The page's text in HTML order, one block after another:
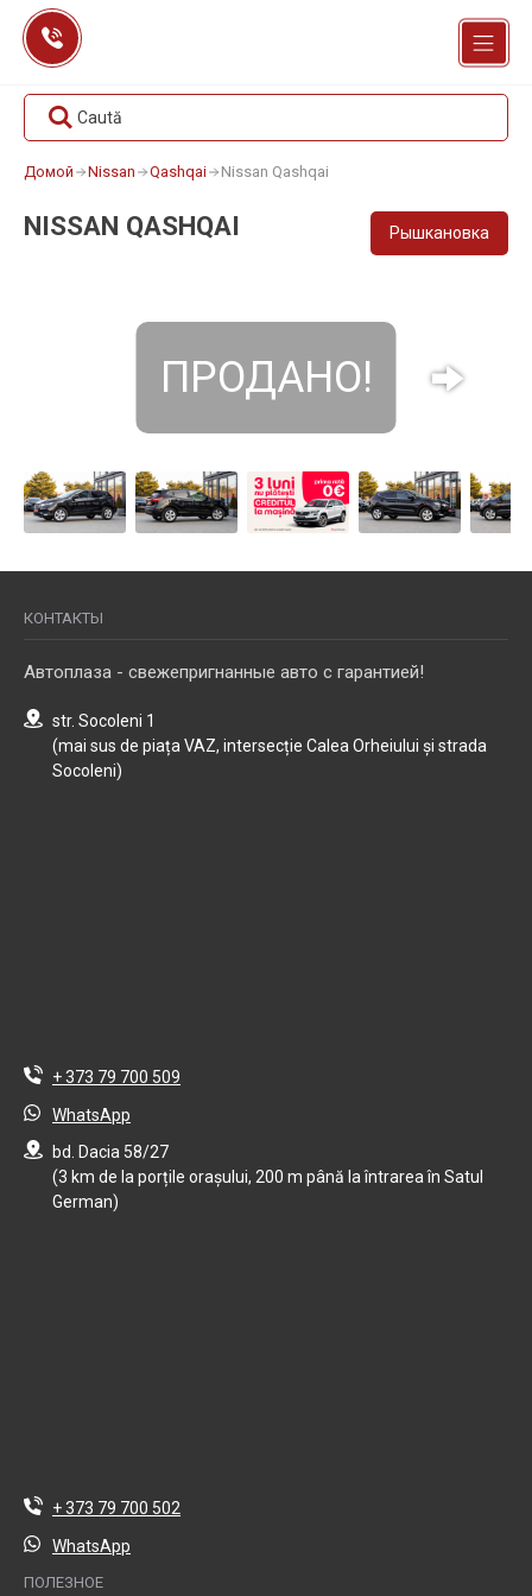
Перейти
содержанию
Caută
Домой Nissan Qashqai Nissan Qashqai
NISSAN QASHQAI Рышкановка
ПРОДАНО!
КОНТАКТЫ
Автоплаза - свежепригнанные авто с гарантией!
str. Socoleni 1
(mai sus de piața VAZ, intersecție Calea Orheiului și strada
Socoleni)
+ 373 79 700 509
WhatsApp
bd. Dacia 58/27
(3 km de la porțile orașului, 200 m până la întrarea în Satul
German)
+ 373 79 700 502
WhatsApp
ПОЛЕЗНОЕ